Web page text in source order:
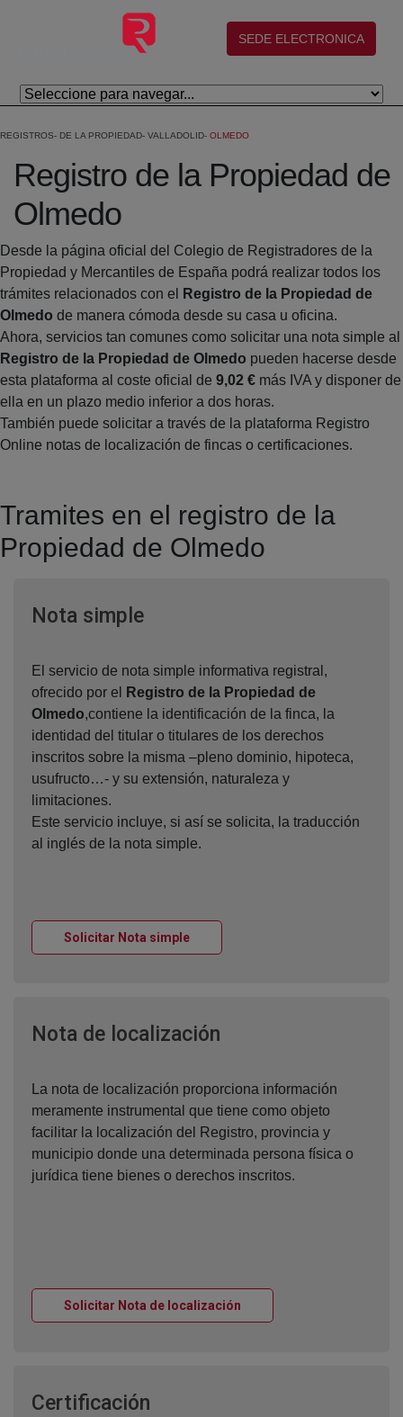
Saltar al contenido principal
(abre en nueva ventana)
SEDE ELECTRONICA
REGISTROS DE LA PROPIEDAD VALLADOLID OLMEDO
Registro de la Propiedad de
Olmedo
Desde la página oficial del Colegio de Registradores de la
Propiedad y Mercantiles de España podrá realizar todos los
trámites relacionados con el
Registro de la Propiedad de
Olmedo de manera cómoda desde su casa u oficina.
Ahora, servicios tan comunes como solicitar una nota simple al
Registro de la Propiedad de Olmedo pueden hacerse desde
esta plataforma al coste oficial de 9,02 € más IVA y disponer de
ella en un plazo medio inferior a dos horas.
También puede solicitar a través de la plataforma Registro
Online notas de localización de fincas o certificaciones.
Tramites en el registro de la
Propiedad de Olmedo
Nota simpleVentana nueva
El servicio de nota simple informativa registral,
ofrecido por el
Registro de la Propiedad de
Olmedo,contiene la identificación de la finca, la
identidad del titular o titulares de los derechos
inscritos sobre la misma –pleno dominio, hipoteca,
usufructo…- y su extensión, naturaleza y
limitaciones.
Este servicio incluye, si así se solicita, la traducción
al inglés de la nota simple.
Solicitar Nota simpleVentana nueva
Nota de localización
La nota de localización proporciona información
meramente instrumental que tiene como objeto
facilitar la localización del Registro, provincia y
municipio donde una determinada persona física o
jurídica tiene bienes o derechos inscritos.
Solicitar Nota de localización
Certificación